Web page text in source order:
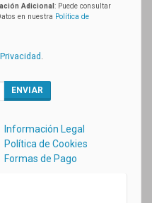
Adicional : Puede consultar
en nuestra Política de
ENVIAR
Información Legal
Política de Cookies
Formas de Pago